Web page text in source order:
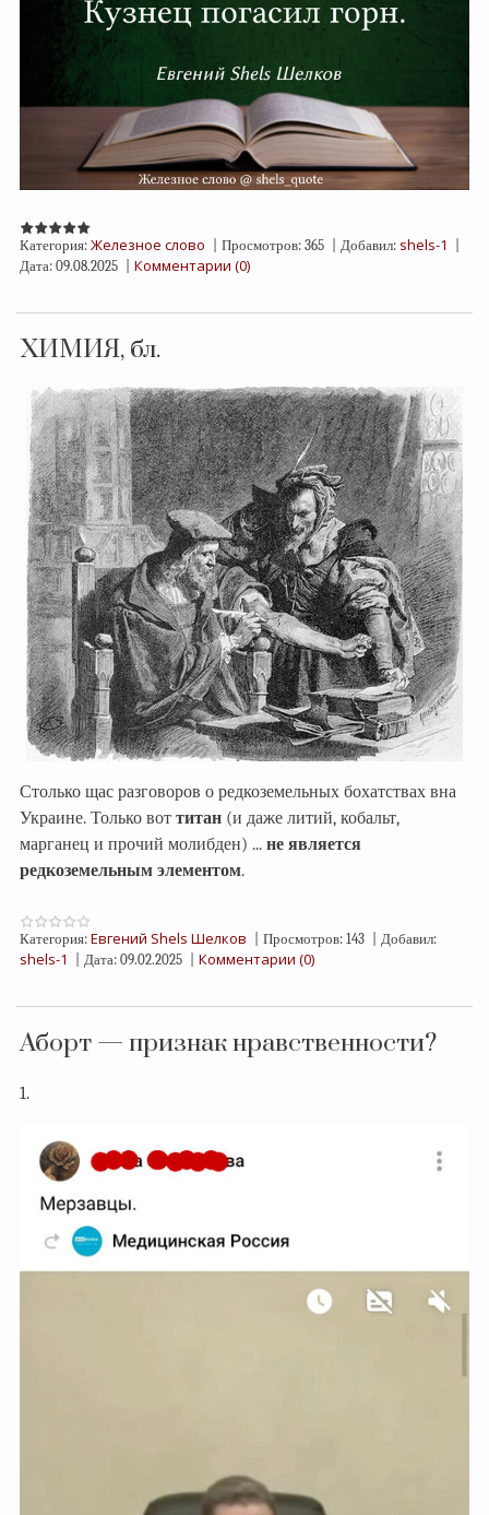
Категория: Железное слово Просмотров: 365 Добавил: shels-1
Дата: 09.08.2025 Комментарии (0)
ХИМИЯ, бл.
Столько щас разговоров о редкоземельных бохатствах вна
Украине. Только вот титан (и даже литий, кобальт,
марганец и прочий молибден) ... не является
редкоземельным элементом.
Категория: Евгений Shels Шелков Просмотров: 143 Добавил:
shels-1 Дата: 09.02.2025 Комментарии (0)
Аборт — признак нравственности?
1.